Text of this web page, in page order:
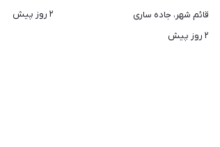
قائم شهر، جاده ساری
۲ روز پیش
۲ روز پیش